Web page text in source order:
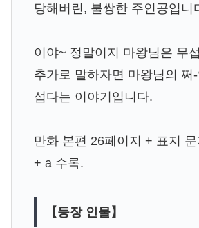
당해버린, 불쌍한 주인공입니
이야~ 정말이지 마왕님은 무
추가로 말하자면 마왕님의 쩌
섭다는 이야기입니다.
만화 본편 26페이지 + 표지
+ a 수록.
【등장 인물】